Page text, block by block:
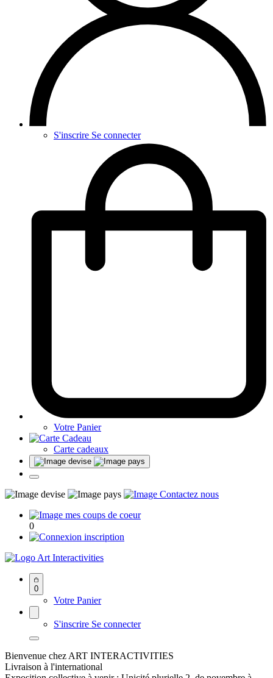
S'inscrire Se connecter
Votre Panier
Carte cadeaux
0
Art Interactivities
0
Votre Panier
S'inscrire Se connecter
Bienvenue chez ART INTERACTIVITIES
Livraison à l'international